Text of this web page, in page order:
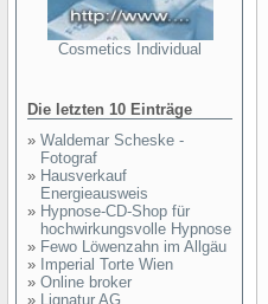
Cosmetics Individual
Die letzten 10 Einträge
» Waldemar Scheske -
Fotograf
» Hausverkauf
Energieausweis
» Hypnose-CD-Shop für
hochwirkungsvolle Hypnose
» Fewo Löwenzahn im Allgäu
» Imperial Torte Wien
» Online broker
» Lignatur AG